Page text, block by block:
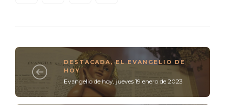
DESTACADA,EL EVANGELIO DE
HOY
Evangelio de hoy, jueves 19 enero de 2023